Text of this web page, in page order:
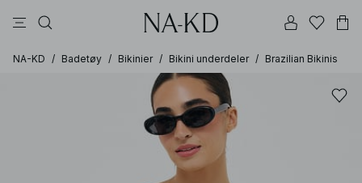
NA-KD / Badetøy / Bikinier / Bikini underdeler / Brazilian Bikinis